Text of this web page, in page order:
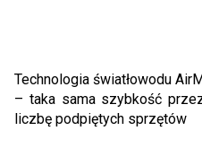
Technologia światłowodu
– taka sama szybkość
liczbę podpiętych sprzętów